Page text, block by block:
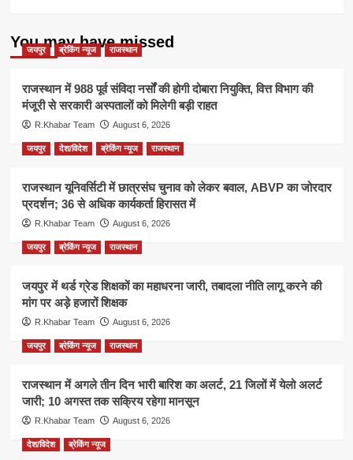
You may have missed
जयपुर ब्रेकिंग न्यूज राजस्थान
राजस्थान में 988 पूर्व संविदा नर्सों की होगी दोबारा नियुक्ति, वित्त विभाग की
मंजूरी से सरकारी अस्पतालों को मिलेगी बड़ी राहत
R.Khabar Team August 6, 2026
जयपुर देश/विदेश ब्रेकिंग न्यूज राजस्थान
राजस्थान यूनिवर्सिटी में छात्रसंघ चुनाव को लेकर बवाल, ABVP का जोरदार
प्रदर्शन; 36 से अधिक कार्यकर्ता हिरासत में
R.Khabar Team August 6, 2026
जयपुर ब्रेकिंग न्यूज राजस्थान
जयपुर में थर्ड ग्रेड शिक्षकों का महाधरना जारी, तबादला नीति लागू करने की
मांग पर अड़े हजारों शिक्षक
R.Khabar Team August 6, 2026
जयपुर ब्रेकिंग न्यूज राजस्थान
राजस्थान में अगले तीन दिन भारी बारिश का अलर्ट, 21 जिलों में येलो अलर्ट
जारी; 10 अगस्त तक सक्रिय रहेगा मानसून
R.Khabar Team August 6, 2026
देश/विदेश ब्रेकिंग न्यूज